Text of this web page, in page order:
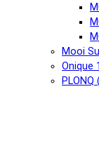
Mooi
Onique